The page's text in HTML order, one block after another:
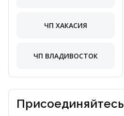
ЧП ХАКАСИЯ
ЧП ВЛАДИВОСТОК
Присоединяйтесь